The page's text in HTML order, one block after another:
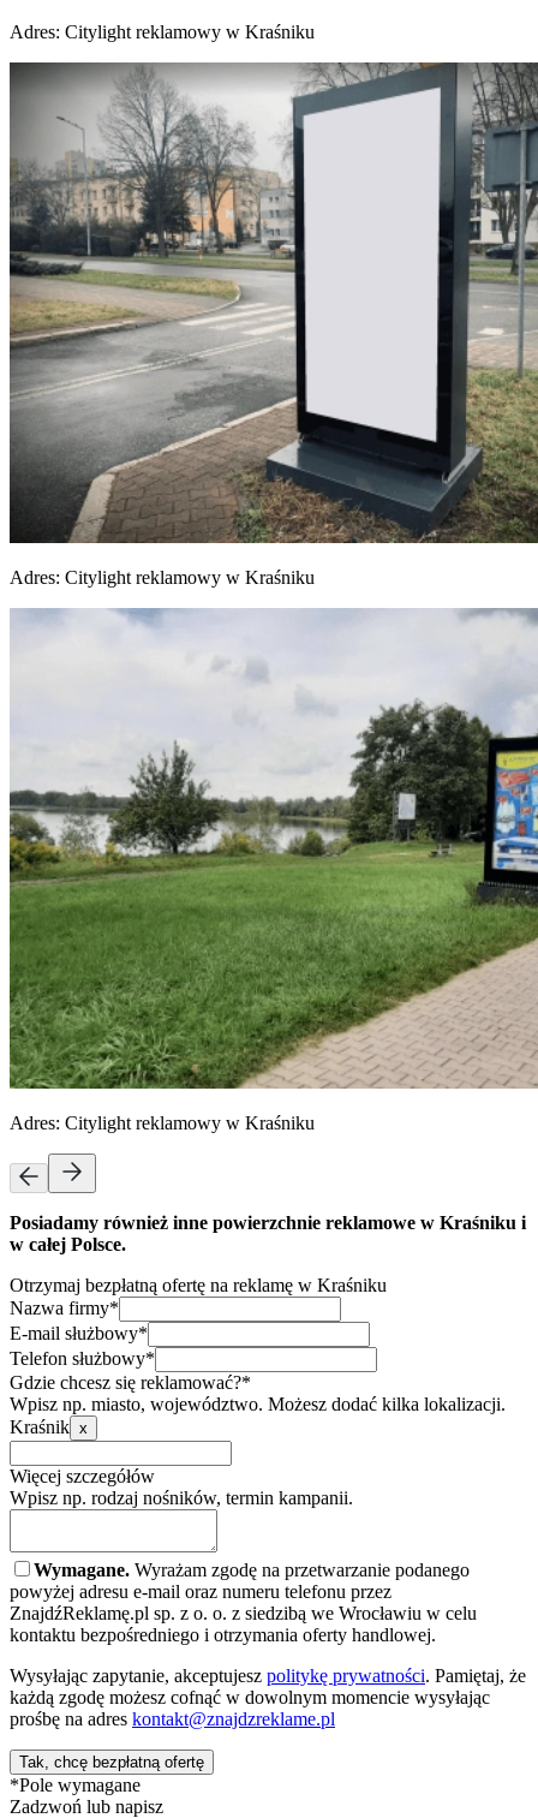
Adres: Citylight reklamowy w Kraśniku
Adres: Citylight reklamowy w Kraśniku
Adres: Citylight reklamowy w Kraśniku
Posiadamy również inne powierzchnie reklamowe w Kraśniku i
w całej Polsce.
Otrzymaj bezpłatną ofertę na reklamę w Kraśniku
Nazwa firmy*
E-mail służbowy*
Telefon służbowy*
Gdzie chcesz się reklamować?*
Wpisz np. miasto, województwo. Możesz dodać kilka lokalizacji.
Kraśnik x
Więcej szczegółów
Wpisz np. rodzaj nośników, termin kampanii.
Wymagane. Wyrażam zgodę na przetwarzanie podanego
powyżej adresu e-mail oraz numeru telefonu przez
ZnajdźReklamę.pl sp. z o. o. z siedzibą we Wrocławiu w celu
kontaktu bezpośredniego i otrzymania oferty handlowej.
Wysyłając zapytanie, akceptujesz politykę prywatności. Pamiętaj, że
każdą zgodę możesz cofnąć w dowolnym momencie wysyłając
prośbę na adres kontakt@znajdzreklame.pl
Tak, chcę bezpłatną ofertę
*Pole wymagane
Zadzwoń lub napisz